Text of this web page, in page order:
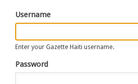
Username
Enter your Gazette Haiti username.
Password